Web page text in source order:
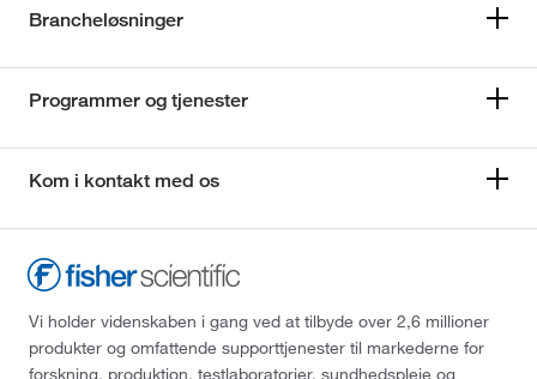
Brancheløsninger
Programmer og tjenester
Kom i kontakt med os
Vi holder videnskaben i gang ved at tilbyde over 2,6 millioner
produkter og omfattende supporttjenester til markederne for
forskning, produktion, testlaboratorier, sundhedspleje og